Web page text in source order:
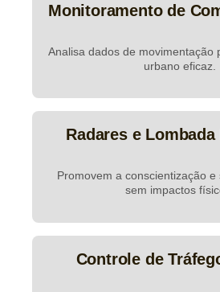
Monitoramento de
Analisa dados de movimentação
urbano eficaz.
Radares e
Promovem a conscientização
sem impactos
Controle de